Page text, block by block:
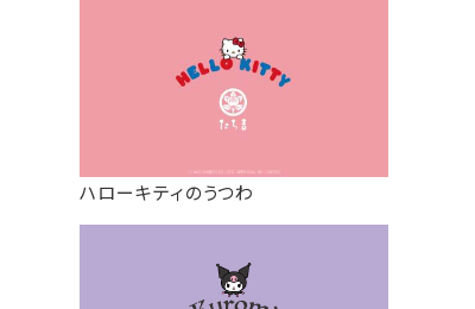
ハローキティのうつわ